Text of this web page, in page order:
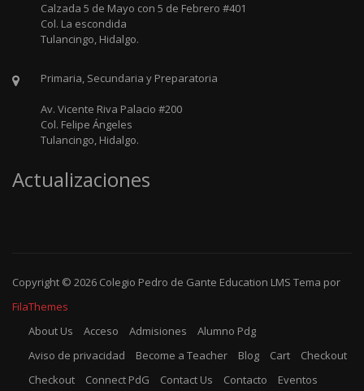
Calzada 5 de Mayo con 5 de Febrero #401
Col. La escondida
Tulancingo, Hidalgo.
Primaria, Secundaria y Preparatoria
Av. Vicente Riva Palacio #200
Col. Felipe Ángeles
Tulancingo, Hidalgo.
Actualizaciones
Copyright © 2026 Colegio Pedro de Gante Education LMS Tema por
FilaThemes
About Us
Acceso Admisiones
Alumno Pdg
Aviso de privacidad
Become a Teacher Blog Cart
Checkout
Checkout
Connect PdG Contact Us Contacto Eventos